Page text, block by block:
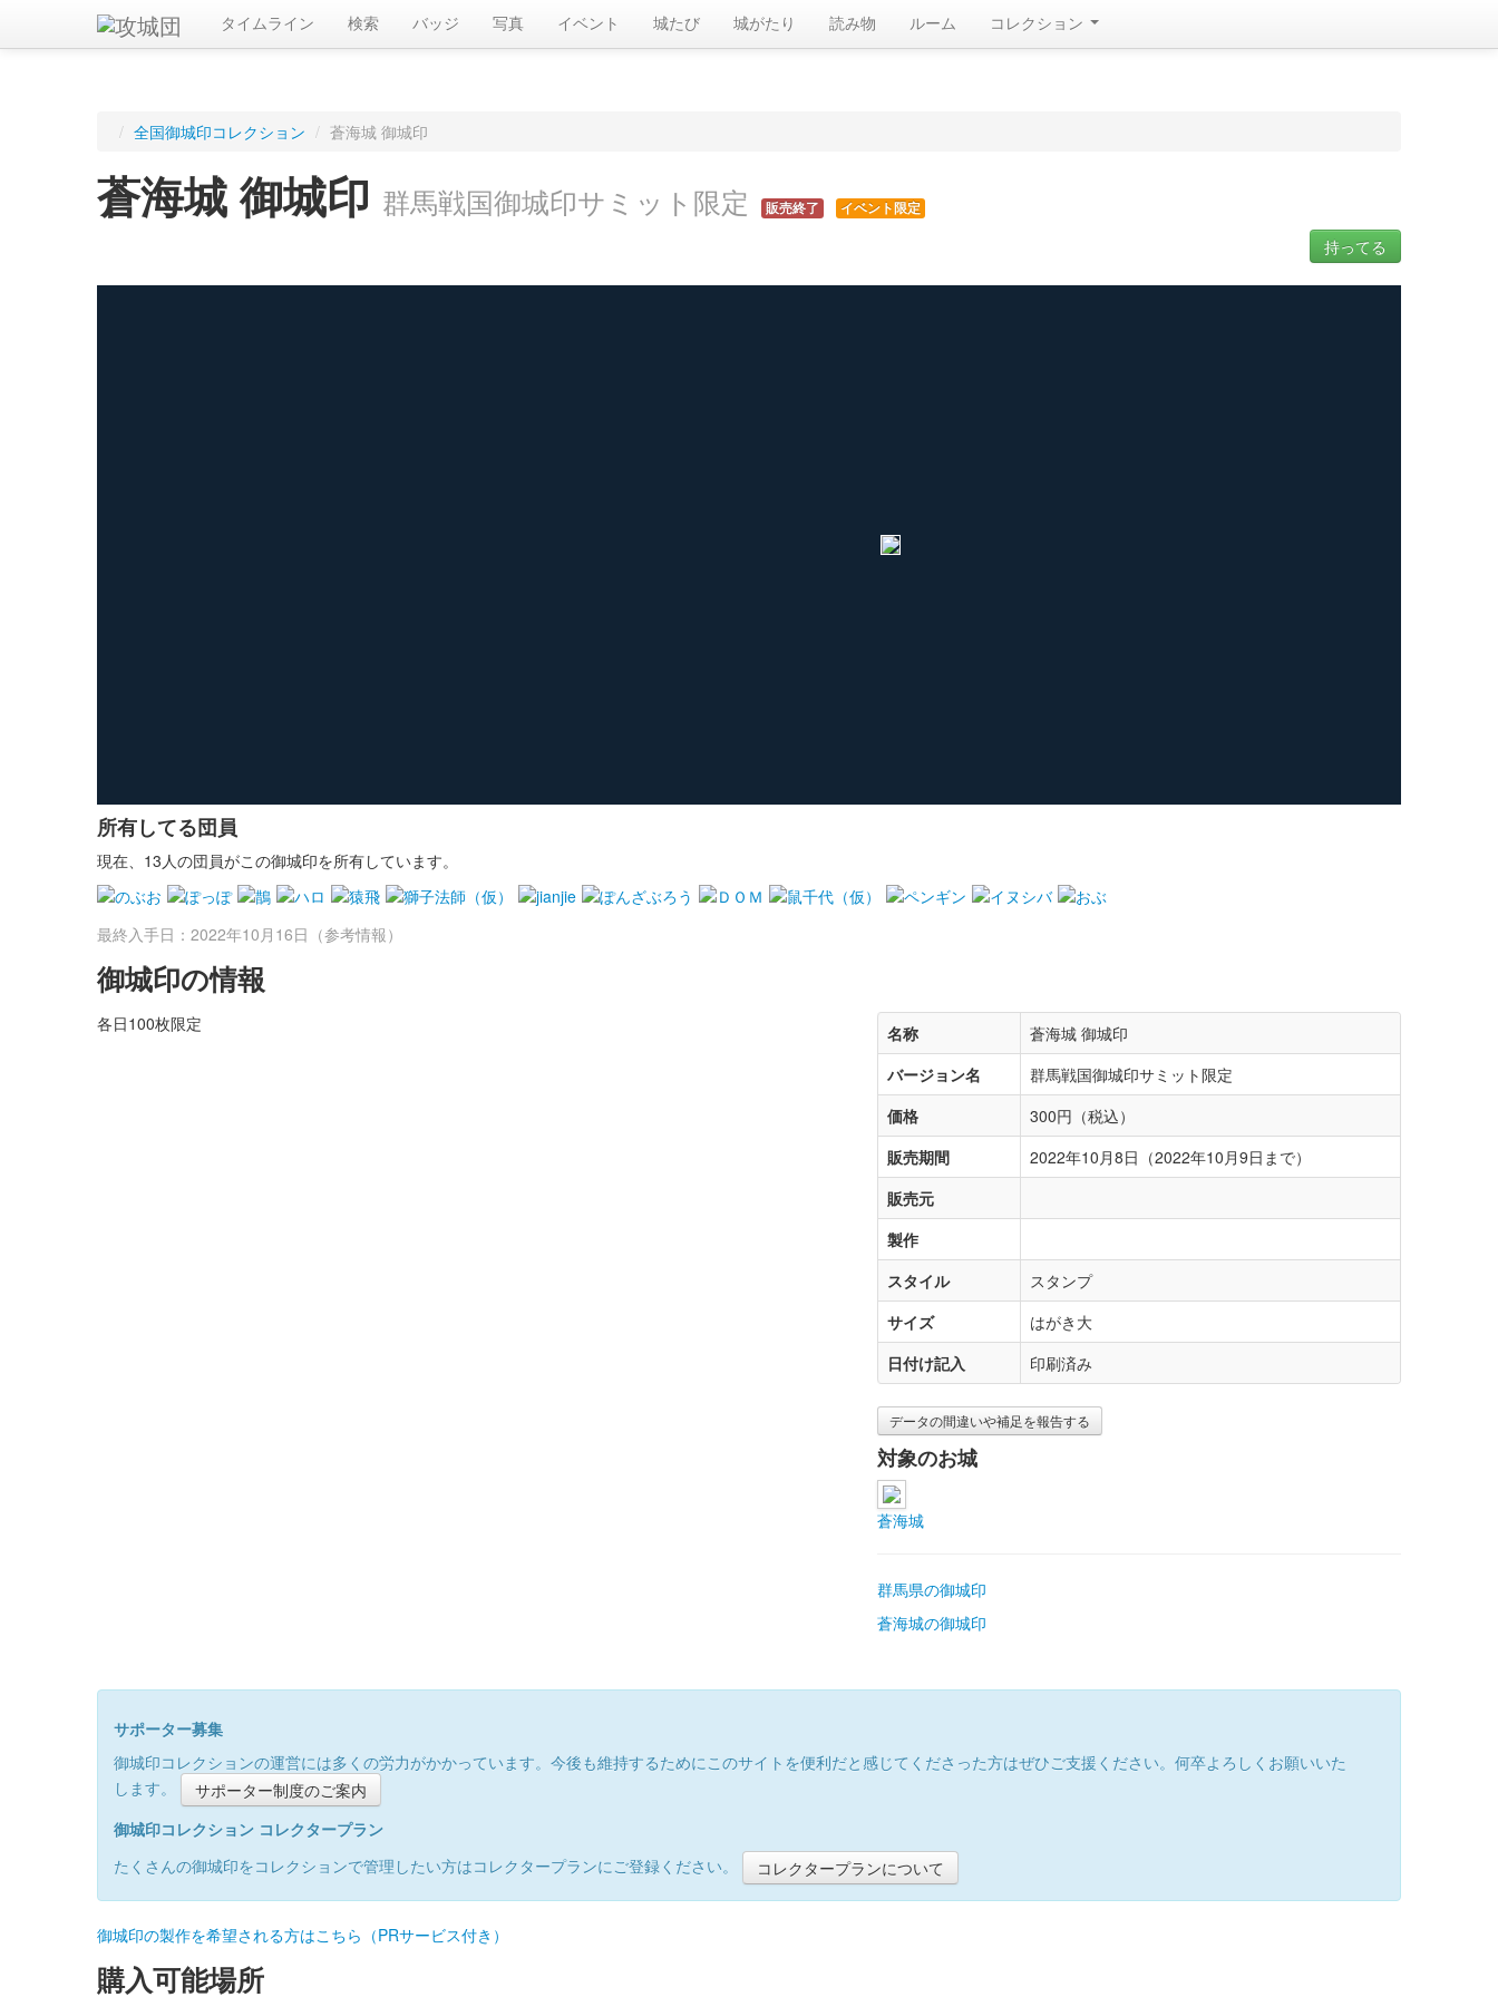
タイムライン 検索 バッジ 写真 イベント 城たび 城がたり 読み物 ルーム コレクション
/ 全国御城印コレクション / 蒼海城 御城印
蒼海城 御城印 群馬戦国御城印サミット限定 販売終了 イベント限定
持ってる
所有してる団員
現在、13人の団員がこの御城印を所有しています。
最終入手日：2022年10月16日（参考情報）
御城印の情報
各日100枚限定 名称
蒼海城 御城印
バージョン名
群馬戦国御城印サミット限定
価格
300円（税込）
販売期間
2022年10月8日（2022年10月9日まで）
販売元
製作
スタイル
スタンプ
サイズ
はがき大
日付け記入
印刷済み
データの間違いや補足を報告する
対象のお城
蒼海城
群馬県の御城印
蒼海城の御城印
サポーター募集
御城印コレクションの運営には多くの労力がかかっています。今後も維持するためにこのサイトを便利だと感じてくださった方はぜひご支援ください。何卒よろしくお願いいた
します。
サポーター制度のご案内
御城印コレクション コレクタープラン
たくさんの御城印をコレクションで管理したい方はコレクタープランにご登録ください。
コレクタープランについて
御城印の製作を希望される方はこちら（PRサービス付き）
購入可能場所